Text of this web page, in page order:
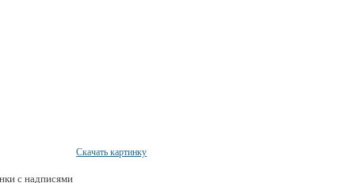
с надписями
Скачать картинку